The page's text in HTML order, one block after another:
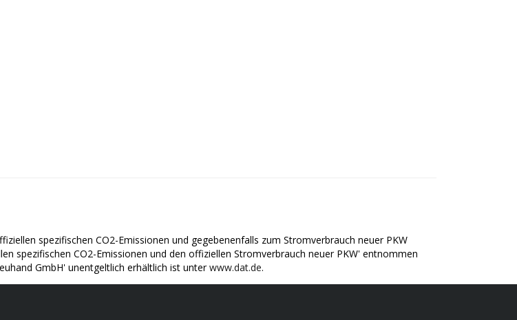
spezifischen CO2-Emissionen und gegebenenfalls zum Stromverbrauch neuer PKW
spezifischen CO2-Emissionen und den offiziellen Stromverbrauch neuer PKW' entnommen
GmbH' unentgeltlich erhältlich ist unterwww.dat.de.